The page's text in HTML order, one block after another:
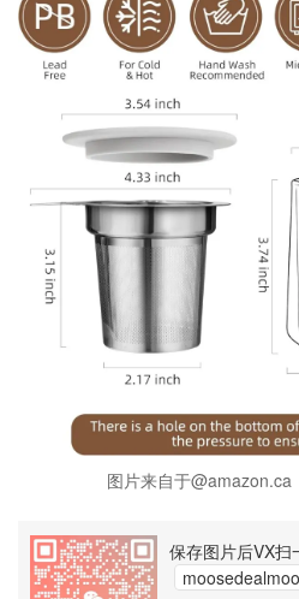
图片来自于@amazon.ca
保存图片后VX扫